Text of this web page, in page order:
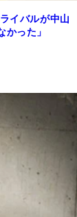
イバルが中山
かった」